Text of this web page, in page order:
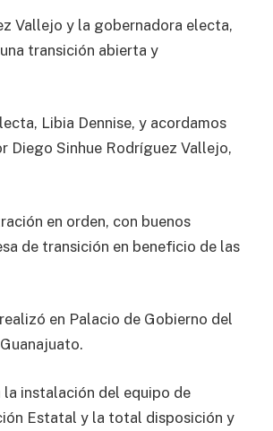
Vallejo y la gobernadora electa,
transición abierta y
Libia Dennise, y acordamos
Diego Sinhue Rodríguez Vallejo,
en orden, con buenos
de transición en beneficio de las
en Palacio de Gobierno del
la instalación del equipo de
Estatal y la total disposición y